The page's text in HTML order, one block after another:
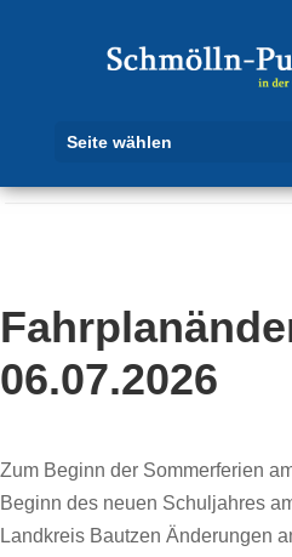
Seite wählen
06.07.2026
Zum Beginn der Sommerferien
Beginn des neuen Schuljahres
Landkreis Bautzen Änderungen